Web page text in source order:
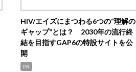
HIV/エイズにまつわる6つの“理解の
ギャップ”とは？ 2030年の流行終
結を目指すGAP6の特設サイトを公
開
PR